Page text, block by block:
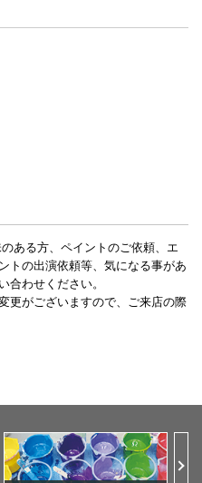
ある方、ペイントのご依頼、エ
トの出演依頼等、気になる事があ
合わせください。
更がございますので、ご来店の際